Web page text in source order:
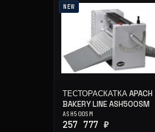
NEW
ТЕСТОРАСКАТКА APACH
BAKERY LINE ASH500SM
ASH500SM
257 777 ₽